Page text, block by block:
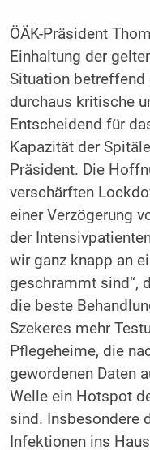
ÖÄK-Präsident
Einhaltung der
Situation betreffend
durchaus kritische
Entscheidend für
Kapazität der
Präsident. Die
verschärften
einer Verzögerung
der
wir ganz knapp an
geschrammt sind“,
die beste
Szekeres mehr
Pflegeheime, die
gewordenen Daten
Welle ein Hotspot
sind. Insbesondere
Infektionen ins